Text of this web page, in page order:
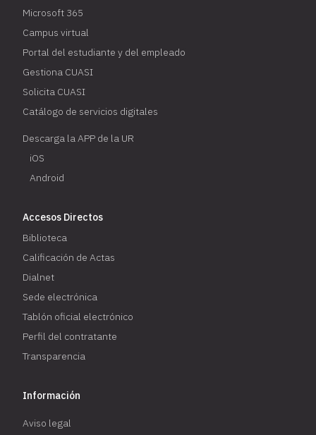
Microsoft 365
Campus virtual
Portal del estudiante y del empleado
Gestiona CUASI
Solicita CUASI
Catálogo de servicios digitales
Descarga la APP de la UR
iOS
Android
Accesos Directos
Biblioteca
Calificación de Actas
Dialnet
Sede electrónica
Tablón oficial electrónico
Perfil del contratante
Transparencia
Información
Aviso legal